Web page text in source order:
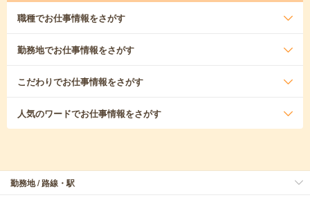
職種でお仕事情報をさがす
勤務地でお仕事情報をさがす
こだわりでお仕事情報をさがす
人気のワードでお仕事情報をさがす
勤務地 / 路線・駅